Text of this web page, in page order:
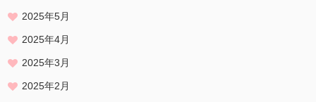
2025年5月
2025年4月
2025年3月
2025年2月